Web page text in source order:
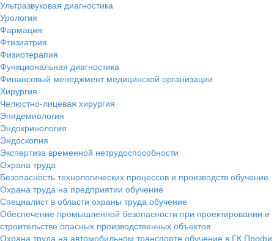
Ультразвуковая диагностика
Урология
Фармация
Фтизиатрия
Физиотерапия
Функциональная диагностика
Финансовый менеджмент медицинской организации
Хирургия
Челюстно-лицевая хирургия
Эпидемиология
Эндокринология
Эндоскопия
Экспертиза временной нетрудоспособности
Охрана труда
Безопасность технологических процессов и производств обучение
Охрана труда на предприятии обучение
Специалист в области охраны труда обучение
Обеспечение промышленной безопасности при проектировании и
строительстве опасных производственных объектов
Охрана труда на автомобильном транспорте обучение в ГК Профи